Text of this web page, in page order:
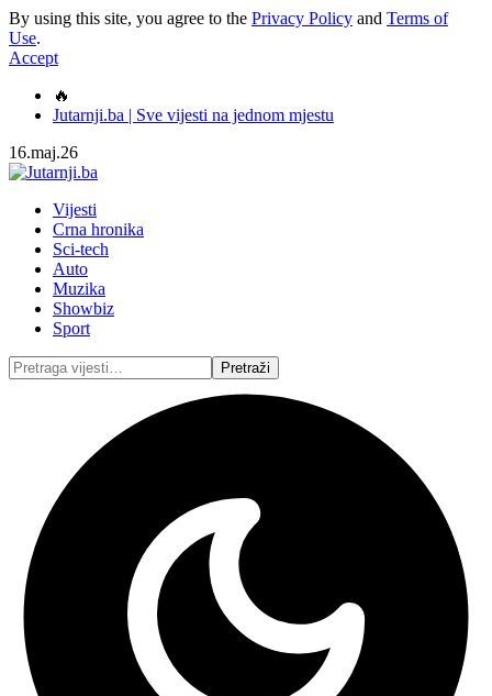
By using this site, you agree to the Privacy Policy and Terms of
Use.
Accept
🔥
Jutarnji.ba | Sve vijesti na jednom mjestu
16.maj.26
Vijesti
Crna hronika
Sci-tech
Auto
Muzika
Showbiz
Sport